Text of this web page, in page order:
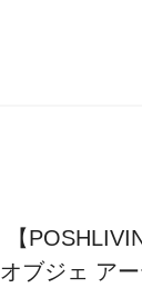
【
オブジェ ア